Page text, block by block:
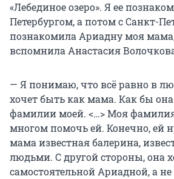
«Лебединое озеро». Я ее
Петербургом, а потом с Санкт-
познакомила Ариадну моя
вспомнила Анастасия
— Я понимаю, что всё равно в
хочет быть как мама. Как бы она
фамилии моей. <…> Моя
многом помочь ей. Конечно, ей
мама известная балерина,
людьми. С другой стороны, она
самостоятельной Ариадной, а